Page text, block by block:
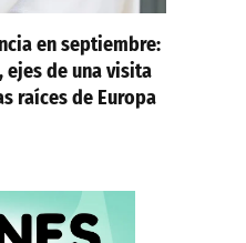
en septiembre:
ejes de una visita
raíces de Europa